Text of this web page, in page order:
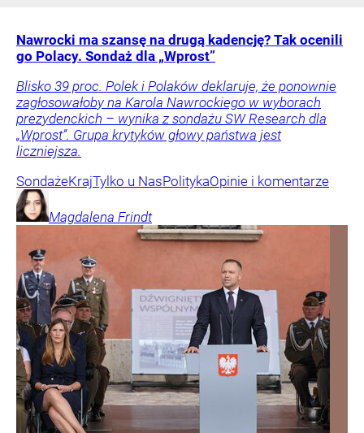
Nawrocki ma szansę na drugą kadencję? Tak ocenili
go Polacy. Sondaż dla „Wprost”
Blisko 39 proc. Polek i Polaków deklaruje, że ponownie
zagłosowałoby na Karola Nawrockiego w wyborach
prezydenckich – wynika z sondażu SW Research dla
„Wprost”. Grupa krytyków głowy państwa jest
liczniejsza.
SondażeKrajTylko u NasPolitykaOpinie i komentarze
Magdalena Frindt